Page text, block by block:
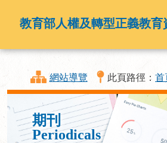
教育部人權及轉型正義教育
網站導覽 此頁路徑： 首
期刊
Periodicals